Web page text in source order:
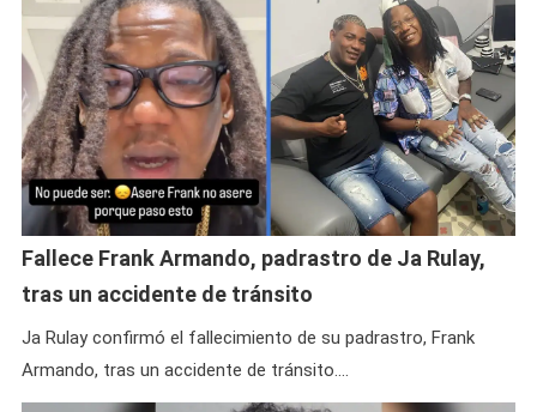
Fallece Frank Armando, padrastro de Ja Rulay,
tras un accidente de tránsito
Ja Rulay confirmó el fallecimiento de su padrastro, Frank
Armando, tras un accidente de tránsito.…